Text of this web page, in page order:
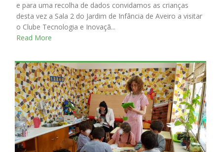
e para uma recolha de dados convidamos as crianças
desta vez a Sala 2 do Jardim de Infância de Aveiro a visitar
o Clube Tecnologia e Inovaçã...
Read More